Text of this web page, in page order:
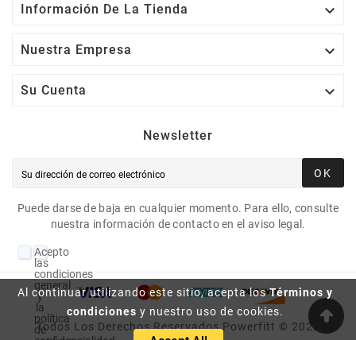
Al continuar utilizando este sitio, acepta losTérminos y
condiciones y nuestro uso de cookies.
Información De La Tienda 
Nuestra Empresa 
Su Cuenta 
Newsletter
OK
Puede darse de baja en cualquier momento. Para ello, consulte
nuestra información de contacto en el aviso legal.
Acepto
las
condiciones
generales
y
la
política
de
Todos Los Derechos Reservados Powerfitt © 2023